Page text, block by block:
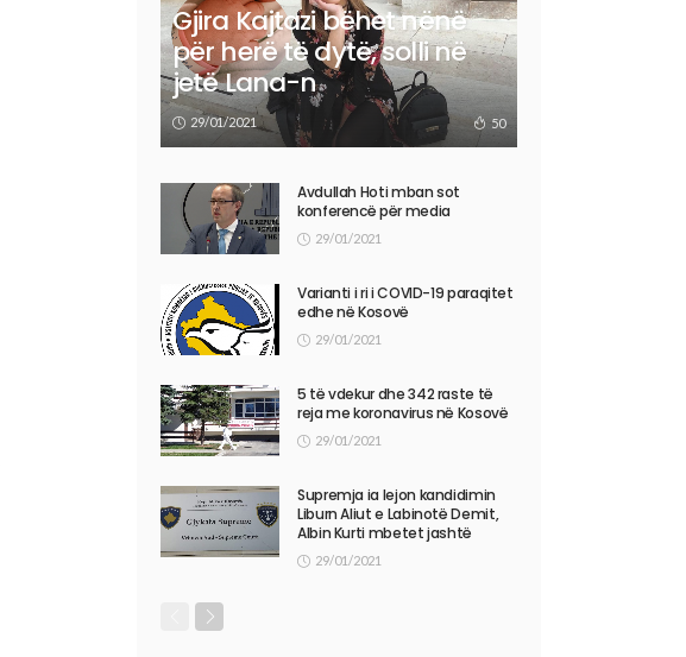
Gjira Kajtazi bëhet nënë
për herë të dytë, solli në
jetë Lana-n
29/01/2021 50
Avdullah Hoti mban sot
konferencë për media
29/01/2021
Varianti i ri i COVID-19 paraqitet
edhe në Kosovë
29/01/2021
5 të vdekur dhe 342 raste të
reja me koronavirus në Kosovë
29/01/2021
Supremja ia lejon kandidimin
Liburn Aliut e Labinotë Demit,
Albin Kurti mbetet jashtë
29/01/2021